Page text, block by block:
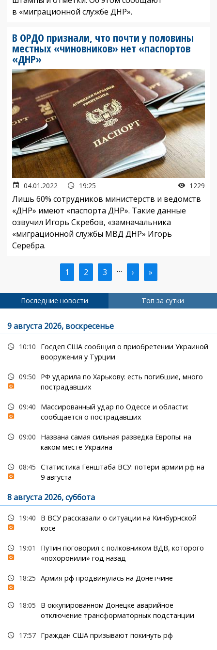
в «миграционной службе ДНР».
В ОРДО признали, что почти у половины
местных «чиновников» нет «паспортов
«ДНР»
04.01.2022 19:25 1229
Лишь 60% сотрудников министерств и ведомств
«ДНР» имеют «паспорта ДНР». Такие данные
озвучил Игорь Скребов, «замначальника
«миграционной службы МВД ДНР» Игорь
Серебра.
Текущая
страница
1 Страница
2 Страница
3 … Следующая
страница
› Последняя
страница
»
Последние новости Топ за сутки
9 августа 2026, воскресенье
10:10
Госдеп США сообщил о приобретении Украиной
вооружения у Турции
09:50
РФ ударила по Харькову: есть погибшие, много
пострадавших
09:40
Массированный удар по Одессе и области:
сообщается о пострадавших
09:00
Названа самая сильная разведка Европы: на
каком месте Украина
08:45 Статистика Генштаба ВСУ: потери армии рф на
9 августа
8 августа 2026, суббота
19:40
В ВСУ рассказали о ситуации на Кинбурнской
косе
19:01
Путин поговорил с полковником ВДВ, которого
«похоронили» год назад
18:25 Армия рф продвинулась на Донетчине
18:05
В оккупированном Донецке аварийное
отключение трансформаторных подстанции
17:57 Граждан США призывают покинуть рф